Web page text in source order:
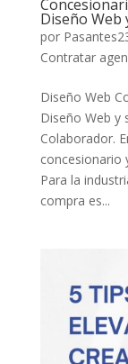
Diseño Web
por
Contratar
Diseño Web
Diseño Web y
Colaborador.
concesionario
Para la
compra es...